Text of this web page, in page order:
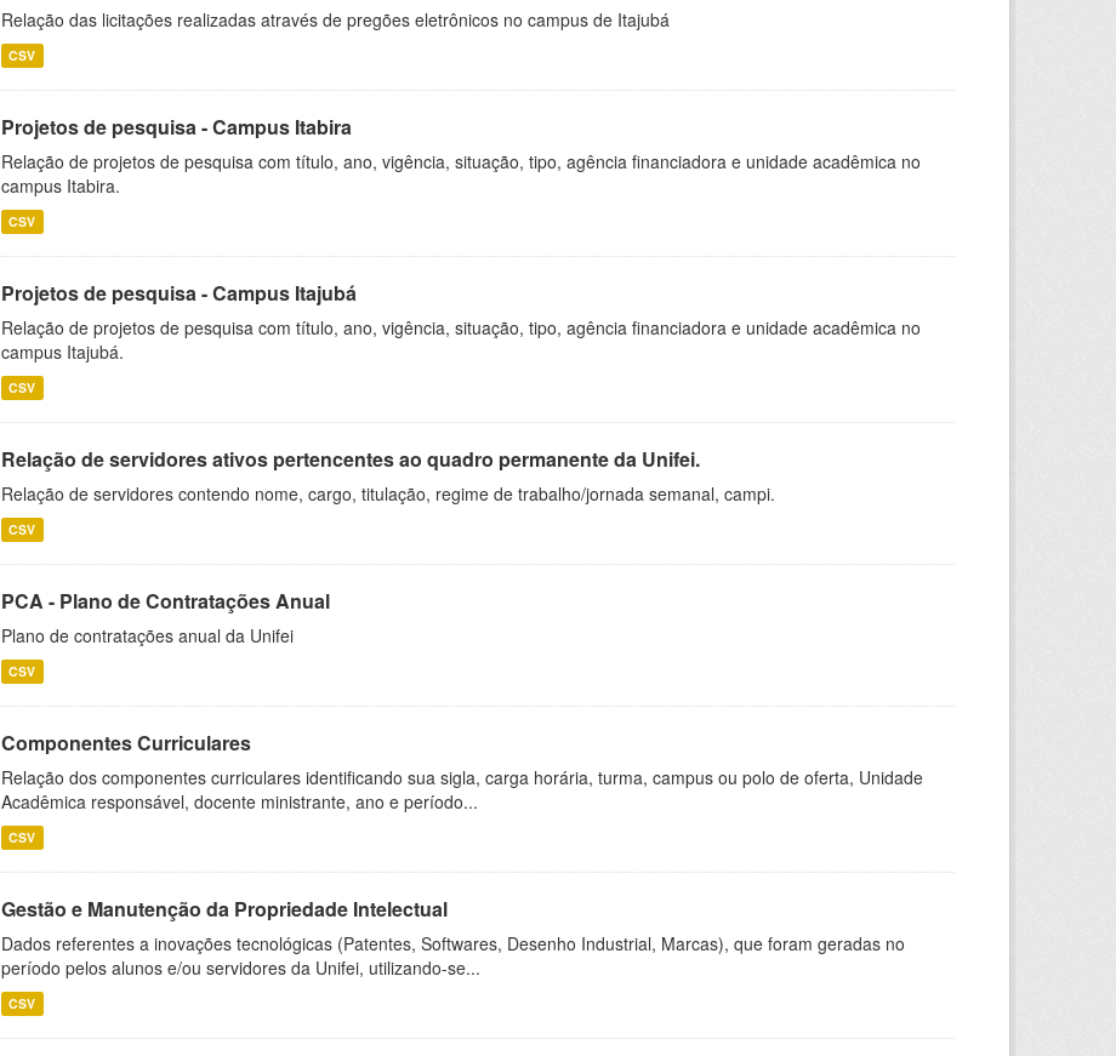
Relação das licitações realizadas através de pregões eletrônicos no campus de Itajubá
CSV
Projetos de pesquisa - Campus Itabira
Relação de projetos de pesquisa com título, ano, vigência, situação, tipo, agência financiadora e unidade acadêmica no
campus Itabira.
CSV
Projetos de pesquisa - Campus Itajubá
Relação de projetos de pesquisa com título, ano, vigência, situação, tipo, agência financiadora e unidade acadêmica no
campus Itajubá.
CSV
Relação de servidores ativos pertencentes ao quadro permanente da Unifei.
Relação de servidores contendo nome, cargo, titulação, regime de trabalho/jornada semanal, campi.
CSV
PCA - Plano de Contratações Anual
Plano de contratações anual da Unifei
CSV
Componentes Curriculares
Relação dos componentes curriculares identificando sua sigla, carga horária, turma, campus ou polo de oferta, Unidade
Acadêmica responsável, docente ministrante, ano e período...
CSV
Gestão e Manutenção da Propriedade Intelectual
Dados referentes a inovações tecnológicas (Patentes, Softwares, Desenho Industrial, Marcas), que foram geradas no
período pelos alunos e/ou servidores da Unifei, utilizando-se...
CSV